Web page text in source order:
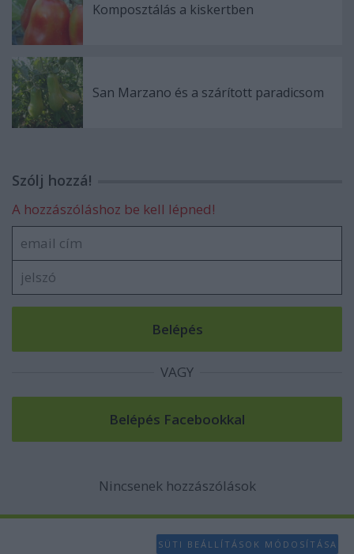
Komposztálás a kiskertben
San Marzano és a szárított paradicsom
Szólj hozzá!
A hozzászóláshoz be kell lépned!
VAGY
Nincsenek hozzászólások
SÜTI BEÁLLÍTÁSOK MÓDOSÍTÁSA